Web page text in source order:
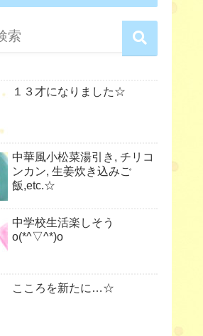
１３才になりました☆
中華風小松菜湯引き, チリコ
ンカン, 生姜炊き込みご
飯,etc.☆
中学校生活楽しそう
o(*^▽^*)o
こころを新たに…☆